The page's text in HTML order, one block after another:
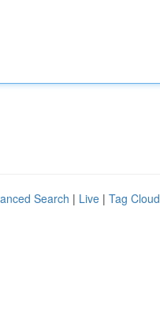
Search | Live | Tag Cloud